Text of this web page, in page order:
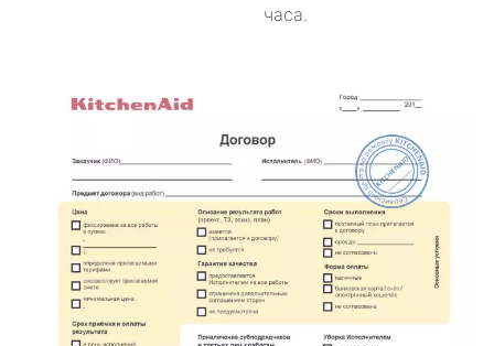
часа.